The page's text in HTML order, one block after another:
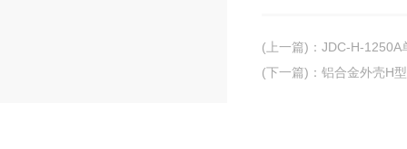
(上一篇) ： JDC-H-1250A
(下一篇) ： 铝合金外壳H